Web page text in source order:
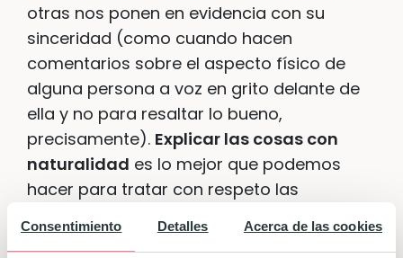
Consentimiento Detalles Acerca de las cookies
otras nos ponen en evidencia con su
sinceridad (como cuando hacen
comentarios sobre el aspecto físico de
alguna persona a voz en grito delante de
ella y no para resaltar lo bueno,
precisamente). Explicar las cosas con
naturalidad es lo mejor que podemos
hacer para tratar con respeto las
siempre explicaciones adecuadas a su